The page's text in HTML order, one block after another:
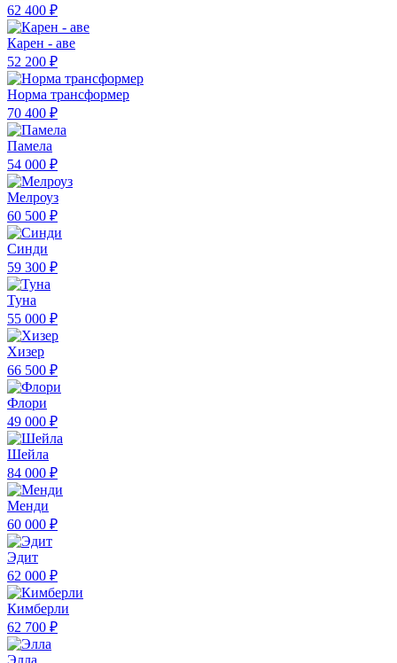
62 400 ₽
Карен - аве
52 200 ₽
Норма трансформер
70 400 ₽
Памела
54 000 ₽
Мелроуз
60 500 ₽
Синди
59 300 ₽
Туна
55 000 ₽
Хизер
66 500 ₽
Флори
49 000 ₽
Шейла
84 000 ₽
Менди
60 000 ₽
Эдит
62 000 ₽
Кимберли
62 700 ₽
Элла